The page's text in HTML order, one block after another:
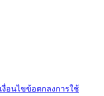
เงื่อนไขข้อตกลงการใช้